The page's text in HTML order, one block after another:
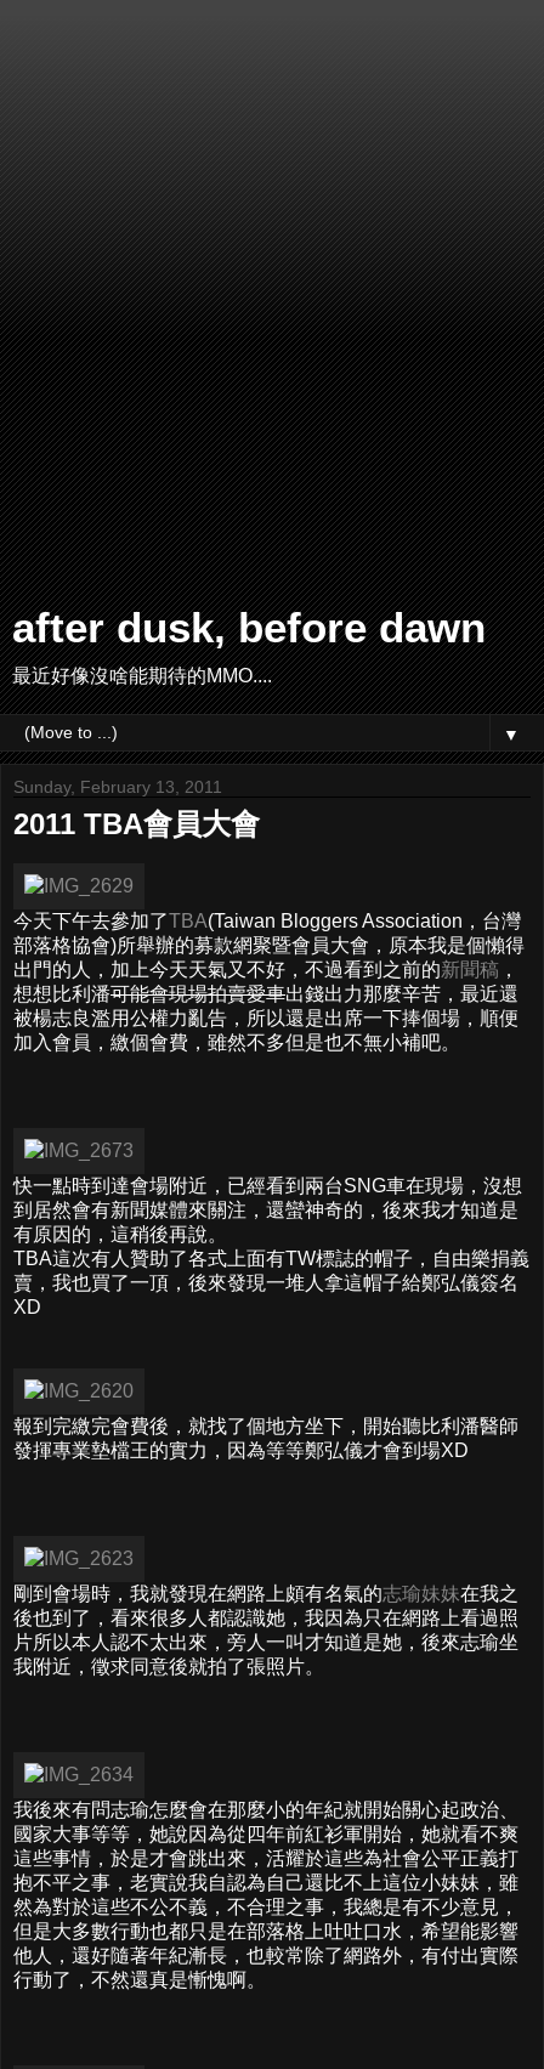
after dusk, before dawn
最近好像沒啥能期待的MMO....
▼
Sunday, February 13, 2011
2011 TBA會員大會
今天下午去參加了TBA(Taiwan Bloggers Association，台灣
部落格協會)所舉辦的募款網聚暨會員大會，原本我是個懶得
出門的人，加上今天天氣又不好，不過看到之前的新聞稿 ，
想想比利潘可能會現場拍賣愛車出錢出力那麼辛苦，最近還
被楊志良濫用公權力亂告，所以還是出席一下捧個場，順便
加入會員，繳個會費，雖然不多但是也不無小補吧。
快一點時到達會場附近，已經看到兩台SNG車在現場，沒想
到居然會有新聞媒體來關注，還蠻神奇的，後來我才知道是
有原因的，這稍後再說。
TBA這次有人贊助了各式上面有TW標誌的帽子，自由樂捐義
賣，我也買了一頂，後來發現一堆人拿這帽子給鄭弘儀簽名
XD
報到完繳完會費後，就找了個地方坐下，開始聽比利潘醫師
發揮專業墊檔王的實力，因為等等鄭弘儀才會到場XD
剛到會場時，我就發現在網路上頗有名氣的志瑜妹妹在我之
後也到了，看來很多人都認識她，我因為只在網路上看過照
片所以本人認不太出來，旁人一叫才知道是她，後來志瑜坐
我附近，徵求同意後就拍了張照片。
我後來有問志瑜怎麼會在那麼小的年紀就開始關心起政治、
國家大事等等，她說因為從四年前紅衫軍開始，她就看不爽
這些事情，於是才會跳出來，活耀於這些為社會公平正義打
抱不平之事，老實說我自認為自己還比不上這位小妹妹，雖
然為對於這些不公不義，不合理之事，我總是有不少意見，
但是大多數行動也都只是在部落格上吐吐口水，希望能影響
他人，還好隨著年紀漸長，也較常除了網路外，有付出實際
行動了，不然還真是慚愧啊。